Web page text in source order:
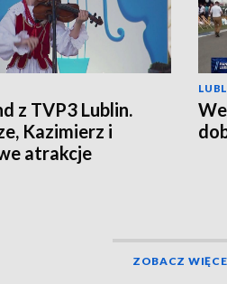
z TVP3 Lublin.
Kazimierz i
atrakcje
ZOBACZ